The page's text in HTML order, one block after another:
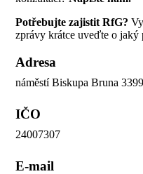
Potřebujte zajistit RfG?
zprávy krátce uveďte o jaký
Adresa
náměstí Biskupa Bruna
IČO
24007307
E-mail